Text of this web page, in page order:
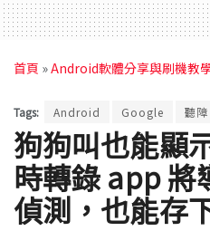
首頁 »Android軟體分享與刷機教
Tags: Android Google 聽障
狗狗叫也能顯
時轉錄 app 將
偵測，也能存